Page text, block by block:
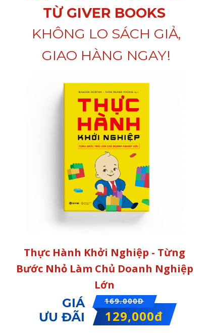
Thực Hành Khởi Nghiệp - Từng
Bước Nhỏ Làm Chủ Doanh Nghiệp
Lớn
TỪ GIVER BOOKS
KHÔNG LO SÁCH GIẢ,
GIAO HÀNG NGAY!
129,000đ
169.000Đ
GIÁ
ƯU ĐÃI